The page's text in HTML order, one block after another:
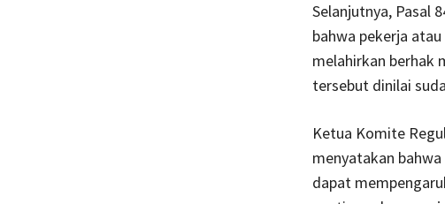
Selanjutnya, Pasal
bahwa pekerja
melahirkan berhak
tersebut dinilai
Ketua Komite
menyatakan
dapat